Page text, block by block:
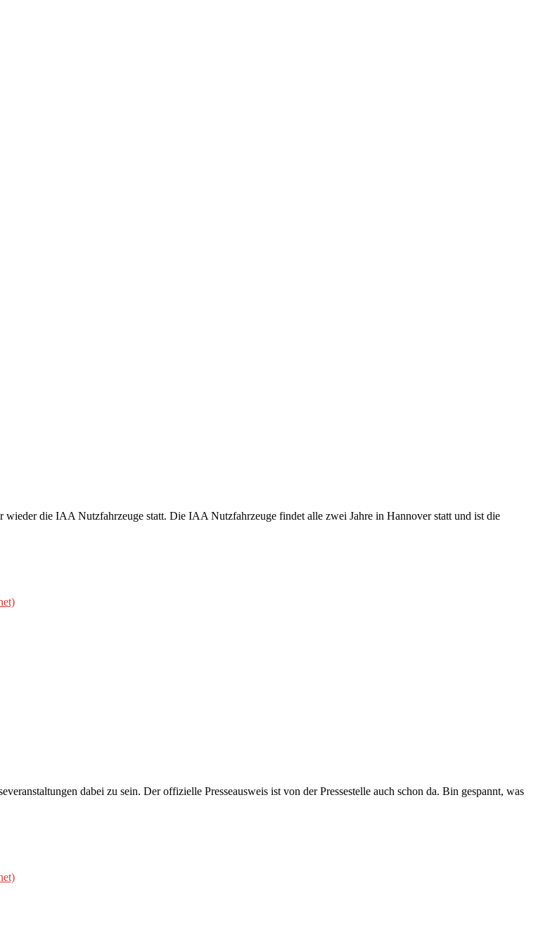
die IAA Nutzfahrzeuge statt. Die IAA Nutzfahrzeuge findet alle zwei Jahre in Hannover statt und ist die
dabei zu sein. Der offizielle Presseausweis ist von der Pressestelle auch schon da. Bin gespannt, was